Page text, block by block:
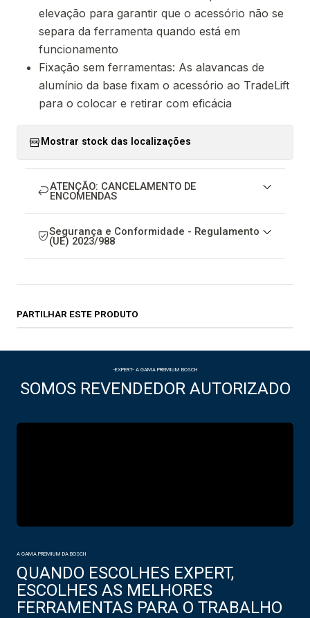
elevação para garantir que o acessório não se
separa da ferramenta quando está em
funcionamento
Fixação sem ferramentas: As alavancas de
alumínio da base fixam o acessório ao TradeLift
para o colocar e retirar com eficácia
Mostrar stock das localizações
ATENÇÃO: CANCELAMENTO DE
ENCOMENDAS
Segurança e Conformidade - Regulamento
(UE) 2023/988
PARTILHAR ESTE PRODUTO
-EXPERT- A GAMA PREMIUM BOSCH
SOMOS REVENDEDOR AUTORIZADO
A GAMA PREMIUM DA BOSCH
QUANDO ESCOLHES EXPERT,
ESCOLHES AS MELHORES
FERRAMENTAS PARA O TRABALHO